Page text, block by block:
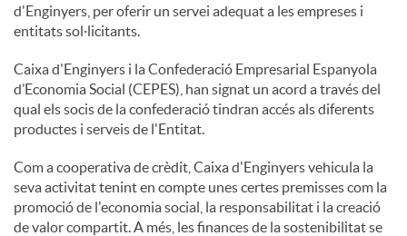
d'Enginyers, per oferir un servei adequat a les empreses i
entitats sol·licitants.
Caixa d'Enginyers i la Confederació Empresarial Espanyola
d’Economia Social (CEPES), han signat un acord a través del
qual els socis de la confederació tindran accés als diferents
productes i serveis de l'Entitat.
Com a cooperativa de crèdit, Caixa d'Enginyers vehicula la
seva activitat tenint en compte unes certes premisses com la
promoció de l'economia social, la responsabilitat i la creació
de valor compartit. A més, les finances de la sostenibilitat se